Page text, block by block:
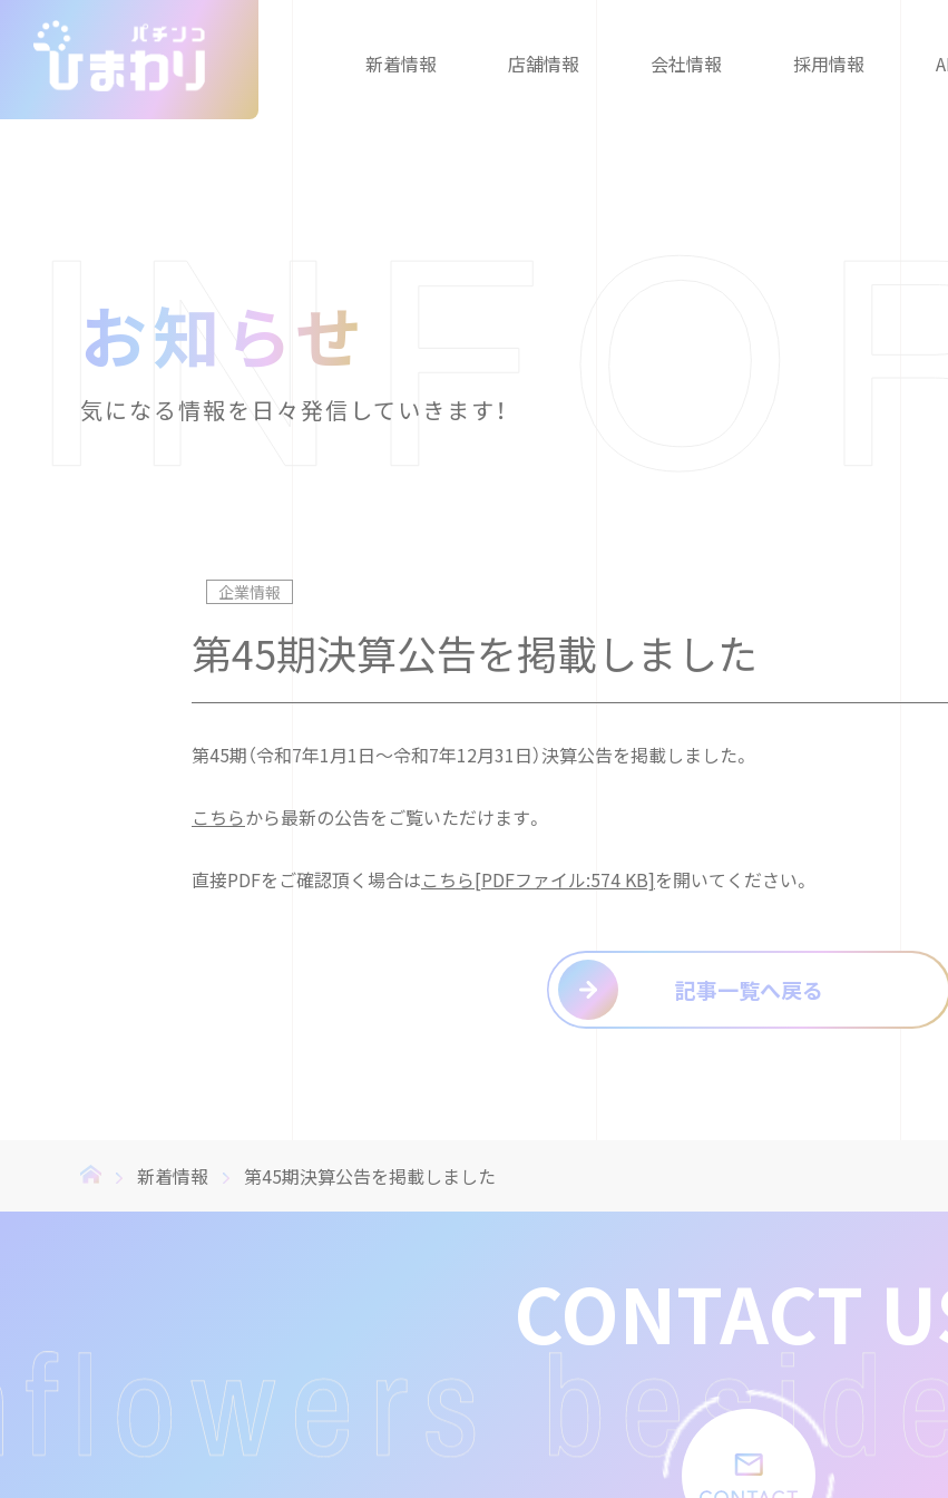
新着情報 店舗情報 会社情報 採用情報
お知らせ
気になる情報を日々発信していきます！
企業情報
第45期決算公告を掲載しました
第45期（令和7年1月1日～令和7年12月31日）決算公告を掲載しました。
こちらから最新の公告をご覧いただけます。
直接PDFをご確認頂く場合はこちら[PDFファイル:574 KB]を開いてください。
記事一覧へ戻る
新着情報 第45期決算公告を掲載しました
CONTACT